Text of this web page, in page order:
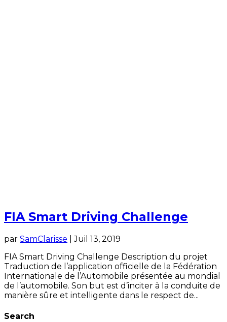
FIA Smart Driving Challenge
par SamClarisse |Juil 13, 2019
FIA Smart Driving Challenge Description du projet
Traduction de l’application officielle de la Fédération
Internationale de l’Automobile présentée au mondial
de l’automobile. Son but est d’inciter à la conduite de
manière sûre et intelligente dans le respect de...
Search